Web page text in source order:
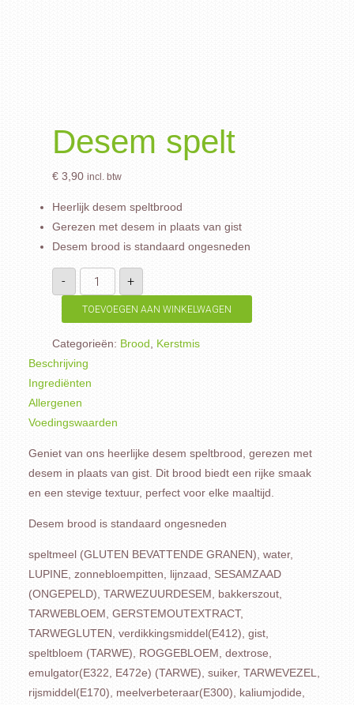
Desem spelt
€3,90 incl. btw
Heerlijk desem speltbrood
Gerezen met desem in plaats van gist
Desem brood is standaard ongesneden
-
Desem
spelt
aantal
+
TOEVOEGEN AAN WINKELWAGEN
Categorieën: Brood
Kerstmis
Beschrijving
Ingrediënten
Allergenen
Voedingswaarden
Geniet van ons heerlijke desem speltbrood, gerezen met
desem in plaats van gist. Dit brood biedt een rijke smaak
en een stevige textuur, perfect voor elke maaltijd.
Desem brood is standaard ongesneden
speltmeel (GLUTEN BEVATTENDE GRANEN), water,
LUPINE, zonnebloempitten, lijnzaad, SESAMZAAD
(ONGEPELD), TARWEZUURDESEM, bakkerszout,
TARWEBLOEM, GERSTEMOUTEXTRACT,
TARWEGLUTEN, verdikkingsmiddel(E412), gist,
speltbloem (TARWE), ROGGEBLOEM, dextrose,
emulgator(E322, E472e) (TARWE), suiker, TARWEVEZEL,
rijsmiddel(E170), meelverbeteraar(E300), kaliumjodide,